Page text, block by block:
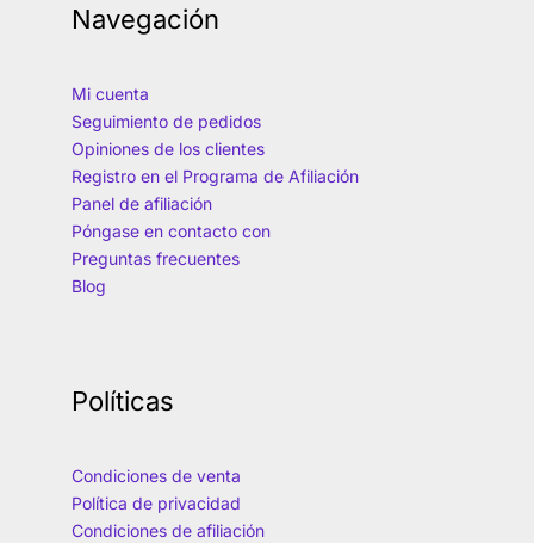
Navegación
Mi cuenta
Seguimiento de pedidos
Opiniones de los clientes
Registro en el Programa de Afiliación
Panel de afiliación
Póngase en contacto con
Preguntas frecuentes
Blog
Políticas
Condiciones de venta
Política de privacidad
Condiciones de afiliación